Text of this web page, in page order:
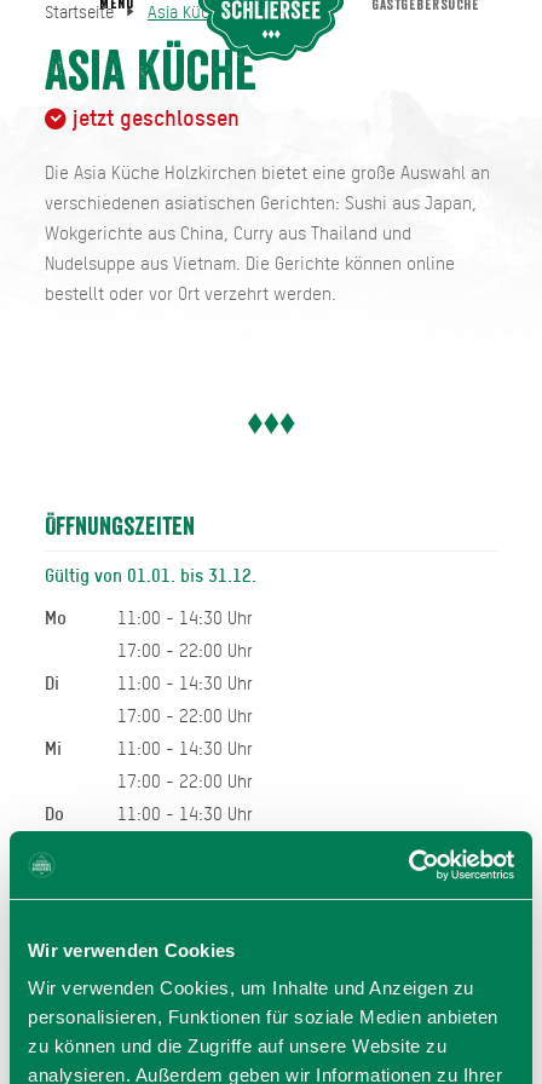
Wir verwenden Cookies
Wir verwenden Cookies, um Inhalte und Anzeigen zu
personalisieren, Funktionen für soziale Medien anbieten
zu können und die Zugriffe auf unsere Website zu
analysieren. Außerdem geben wir Informationen zu Ihrer
Startseite Asia Küche
Asia Küche
jetzt geschlossen
Die Asia Küche Holzkirchen bietet eine große Auswahl an
verschiedenen asiatischen Gerichten: Sushi aus Japan,
Wokgerichte aus China, Curry aus Thailand und
Nudelsuppe aus Vietnam. Die Gerichte können online
bestellt oder vor Ort verzehrt werden.
Öffnungszeiten
Gültig von 01.01. bis 31.12.
Mo
11:00 - 14:30 Uhr
17:00 - 22:00 Uhr
Di
11:00 - 14:30 Uhr
17:00 - 22:00 Uhr
Mi
11:00 - 14:30 Uhr
17:00 - 22:00 Uhr
Do
11:00 - 14:30 Uhr
Fr
So
11:00 - 14:30 Uhr
17:00 - 22:00 Uhr
11:00 - 14:30 Uhr
17:00 - 22:00 Uhr
Startseite Asia Küche
MENU GASTGEBERSUCHE